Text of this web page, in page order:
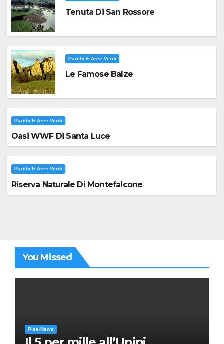
Tenuta Di San Rossore
Parchi E Aree Verdi
Le Famose Balze
Parchi E Aree Verdi
Oasi WWF Di Santa Luce
Parchi E Aree Verdi
Riserva Naturale Di Montefalcone
You Missed
Pisa-News